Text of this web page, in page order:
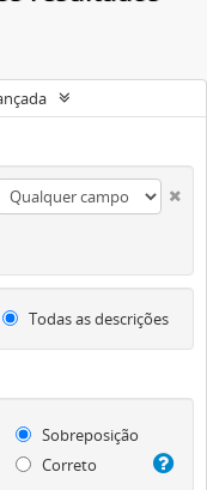
Todas as descrições
Sobreposição
Correto